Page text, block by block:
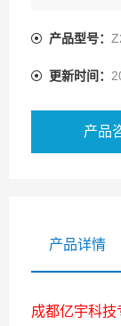
产品型号：
更新时间：
产品
产品详情
成都亿宇科